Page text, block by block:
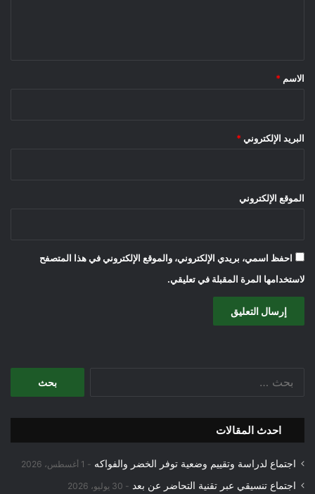
*
الاسم *
البريد الإلكتروني *
الموقع الإلكتروني
احفظ اسمي، بريدي الإلكتروني، والموقع الإلكتروني في هذا المتصفح
لاستخدامها المرة المقبلة في تعليقي.
احدث المقالات
اجتماع لدراسة وتقييم وضعية توفر الخضر والفواكه 1 أغسطس، 2026
اجتماع تنسيقي عبر تقنية التحاضر عن بعد 30 يوليو، 2026